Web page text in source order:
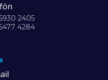
2405
4284